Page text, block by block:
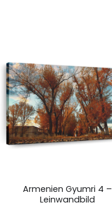
Armenien Gyumri 4 –
Leinwandbild